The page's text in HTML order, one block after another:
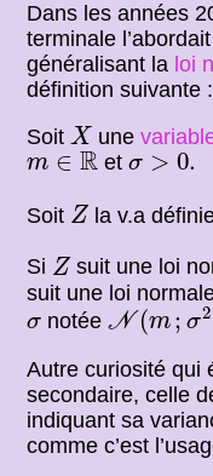
Dans les années
terminale
généralisant la loi
définition suivante :
SoitX
X une
m ∈ R
m∈R etσ > 0.
σ>0.
Soit Z
Z la v.a
Si Z
Z suit une loi
suit une loi
σ
σ notéeN (m ; σ2
N(m;σ2).
Autre curiosité qui
secondaire, celle
indiquant sa
comme c’est